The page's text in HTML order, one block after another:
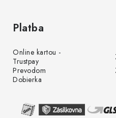
Platba
Online kartou -
Trustpay
Prevodom
Dobierka